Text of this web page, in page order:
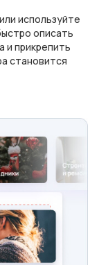
используйте
описать
и прикрепить
становится